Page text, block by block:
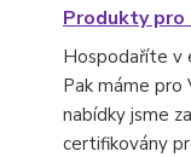
Produkty
Hospodaříte v
Pak máme pro
nabídky jsme
certifikovány